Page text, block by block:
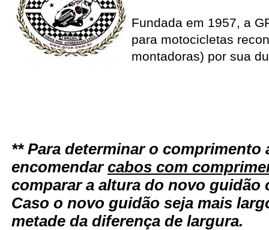
Fundada em 1957, a
para motocicletas
montadoras) por sua
** Para determinar o comprimento
encomendarcabos com
comparar a altura do novo
Caso o novo guidão seja mais
metade da diferença de largura.